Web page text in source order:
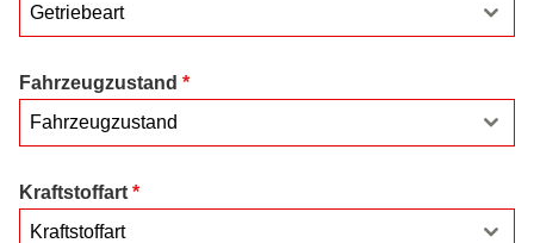
Getriebeart
Fahrzeugzustand *
Fahrzeugzustand
Kraftstoffart *
Kraftstoffart